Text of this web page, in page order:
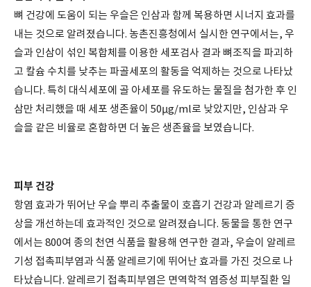
뼈 건강에 도움이 되는 우슬은 인삼과 함께 복용하면 시너지 효과를
내는 것으로 알려졌습니다. 농촌진흥청에서 실시한 연구에서는, 우
슬과 인삼이 섞인 복합체를 이용한 세포검사 결과 뼈조직을 파괴하
고 칼슘 수치를 낮추는 파골세포의 활동을 억제하는 것으로 나타났
습니다. 특히 대식세포에 골 아세포를 유도하는 물질을 첨가한 후 인
삼만 처리했을 때 세포 생존율이 50μg/ml로 낮았지만, 인삼과 우
슬을 같은 비율로 혼합하면 더 높은 생존율을 보였습니다.
피부 건강
항염 효과가 뛰어난 우슬 뿌리 추출물이 호흡기 건강과 알레르기 증
상을 개선하는데 효과적인 것으로 알려졌습니다. 동물을 통한 연구
에서는 800여 종의 천연 식품을 활용해 연구한 결과, 우슬이 알레르
기성 접촉피부염과 식품 알레르기에 뛰어난 효과를 가진 것으로 나
타났습니다. 알레르기 접촉피부염은 면역학적 염증성 피부질환 일